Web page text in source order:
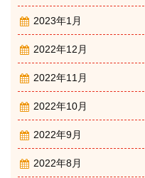
2023年1月
2022年12月
2022年11月
2022年10月
2022年9月
2022年8月